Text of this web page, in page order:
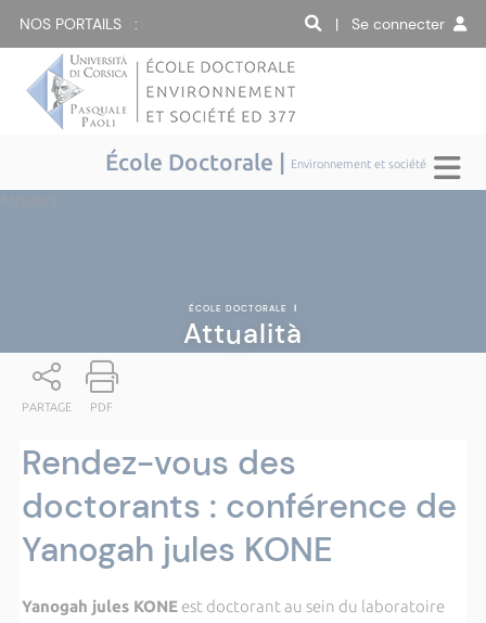
NOS PORTAILS : | Se connecter
École Doctorale | Environnement et société
ÉCOLE DOCTORALE |
Attualità
PARTAGE PDF
Rendez-vous des
doctorants : conférence de
Yanogah jules KONE
Yanogah jules KONEest doctorant au sein du laboratoire